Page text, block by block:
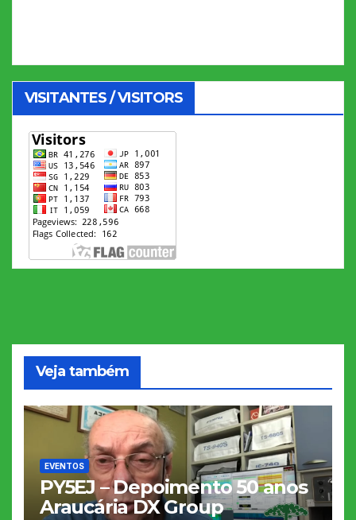
VISITANTES / VISITORS
Veja também
EVENTOS
PY5EJ – Depoimento 50 anos
Araucária DX Group